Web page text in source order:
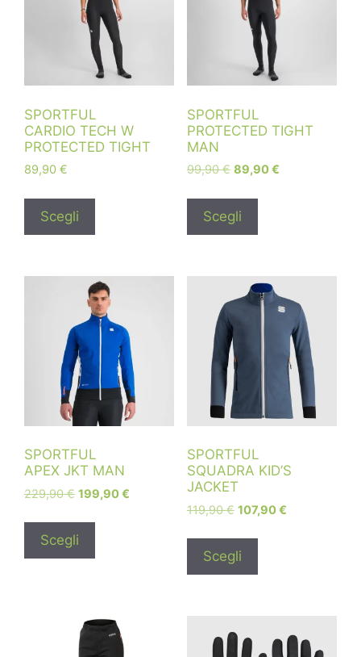
SPORTFUL
CARDIO TECH W
PROTECTED TIGHT
89,90 €
Scegli
SPORTFUL
PROTECTED TIGHT
MAN
99,90€ 89,90€
Scegli
SPORTFUL
APEX JKT MAN
229,90€ 199,90€
Scegli
SPORTFUL
SQUADRA KID’S
JACKET
119,90€ 107,90€
Scegli